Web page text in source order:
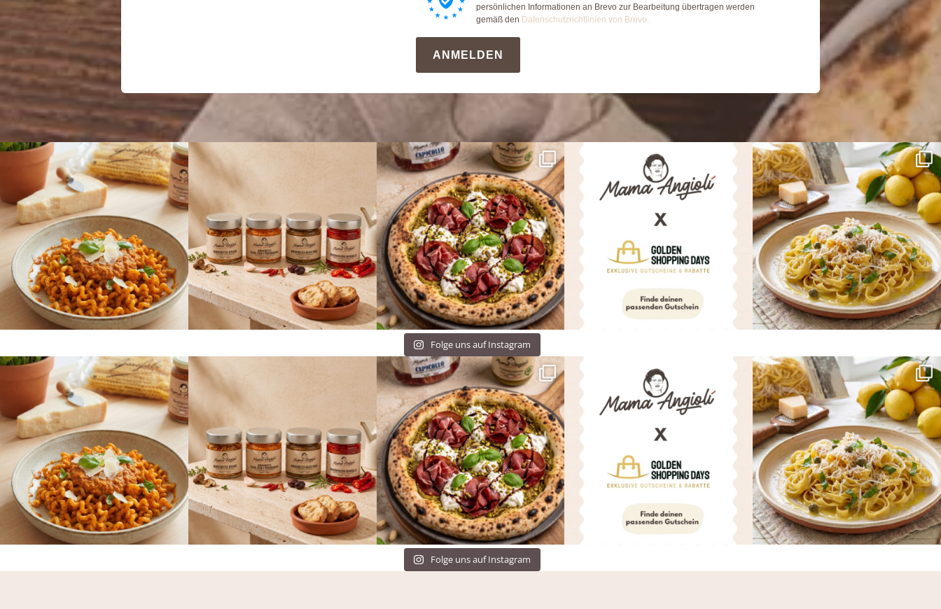
persönlichen Informationen an Brevo zur Bearbeitung übertragen werden
gemäß den Datenschutzrichtlinien von Brevo.
ANMELDEN
Folge uns auf Instagram
Folge uns auf Instagram